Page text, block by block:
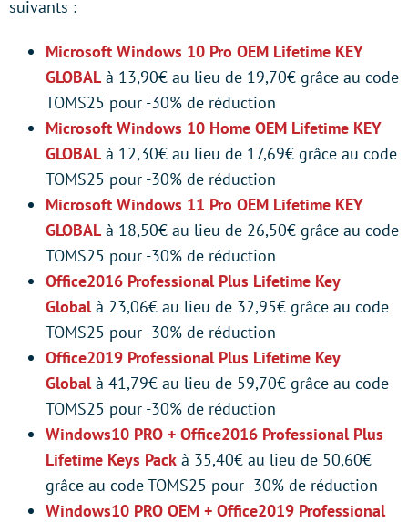
suivants :
Microsoft Windows 10 Pro OEM Lifetime KEY
GLOBAL à 13,90€ au lieu de 19,70€ grâce au code
TOMS25 pour -30% de réduction
Microsoft Windows 10 Home OEM Lifetime KEY
GLOBAL à 12,30€ au lieu de 17,69€ grâce au code
TOMS25 pour -30% de réduction
Microsoft Windows 11 Pro OEM Lifetime KEY
GLOBAL à 18,50€ au lieu de 26,50€ grâce au code
TOMS25 pour -30% de réduction
Office2016 Professional Plus Lifetime Key
Globalà 23,06€ au lieu de 32,95€ grâce au code
TOMS25 pour -30% de réduction
Office2019 Professional Plus Lifetime Key
Globalà 41,79€ au lieu de 59,70€ grâce au code
TOMS25 pour -30% de réduction
Windows10 PRO + Office2016 Professional Plus
Lifetime Keys Pack à 35,40€ au lieu de 50,60€
grâce au code TOMS25 pour -30% de réduction
Windows10 PRO OEM + Office2019 Professional